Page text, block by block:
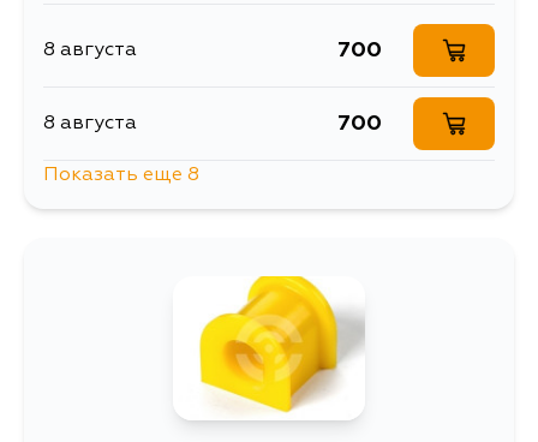
8 августа 700
8 августа 700
700
700
Показать еще 8